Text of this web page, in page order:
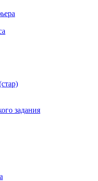
задания